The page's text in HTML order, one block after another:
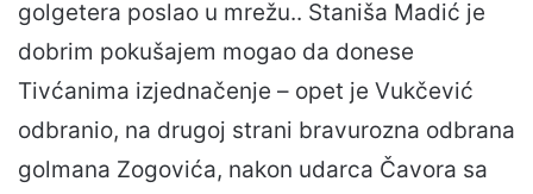
golgetera poslao u mrežu.. Staniša Madić je
dobrim pokušajem mogao da donese
Tivćanima izjednačenje – opet je Vukčević
odbranio, na drugoj strani bravurozna odbrana
golmana Zogovića, nakon udarca Čavora sa